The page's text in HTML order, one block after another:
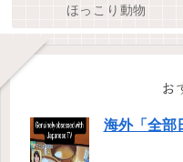
ほっこり動物
お
海外「全部